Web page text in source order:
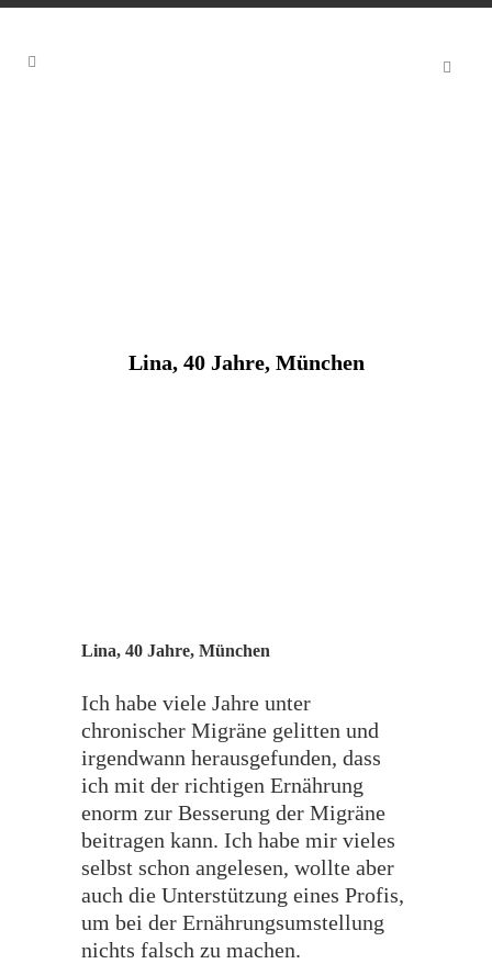
Lina, 40 Jahre, München
Lina, 40 Jahre, München
Ich habe viele Jahre unter
chronischer Migräne gelitten und
irgendwann herausgefunden, dass
ich mit der richtigen Ernährung
enorm zur Besserung der Migräne
beitragen kann. Ich habe mir vieles
selbst schon angelesen, wollte aber
auch die Unterstützung eines Profis,
um bei der Ernährungsumstellung
nichts falsch zu machen.